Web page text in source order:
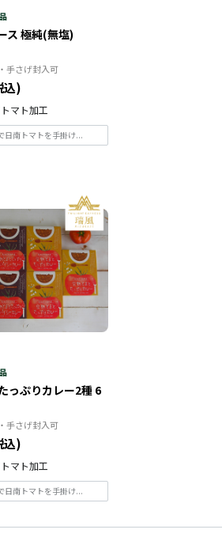
ス 極純(無塩)
手さげ封入可
込)
マト加工
日南トマトを手掛け...
っぷりカレー2種 6
手さげ封入可
込)
マト加工
日南トマトを手掛け...